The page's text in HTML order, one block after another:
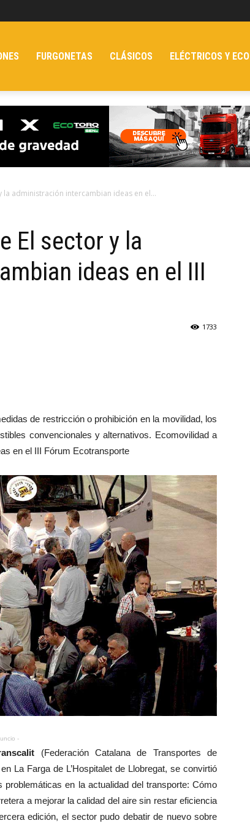
FURGONETAS CLÁSICOS ELÉCTRICOS Y ECO
la administración intercambian ideas en el...
El sector y la
ideas en el III
1733
de restricción o prohibición en la movilidad, los
convencionales y alternativos. Ecomovilidad a
en el III Fórum Ecotransporte
-
(Federación Catalana de Transportes de
La Farga de L’Hospitalet de Llobregat, se convirtió
en la actualidad del transporte: Cómo
a mejorar la calidad del aire sin restar eficiencia
edición, el sector pudo debatir de nuevo sobre